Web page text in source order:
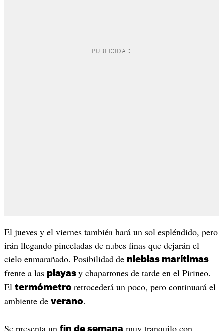
El jueves y el viernes también hará un sol espléndido, pero
irán llegando pinceladas de nubes finas que dejarán el
cielo enmarañado. Posibilidad de nieblas marítimas
frente a las playas y chaparrones de tarde en el Pirineo.
El termómetro retrocederá un poco, pero continuará el
ambiente de verano.
Se presenta un fin de semanamuy tranquilo con